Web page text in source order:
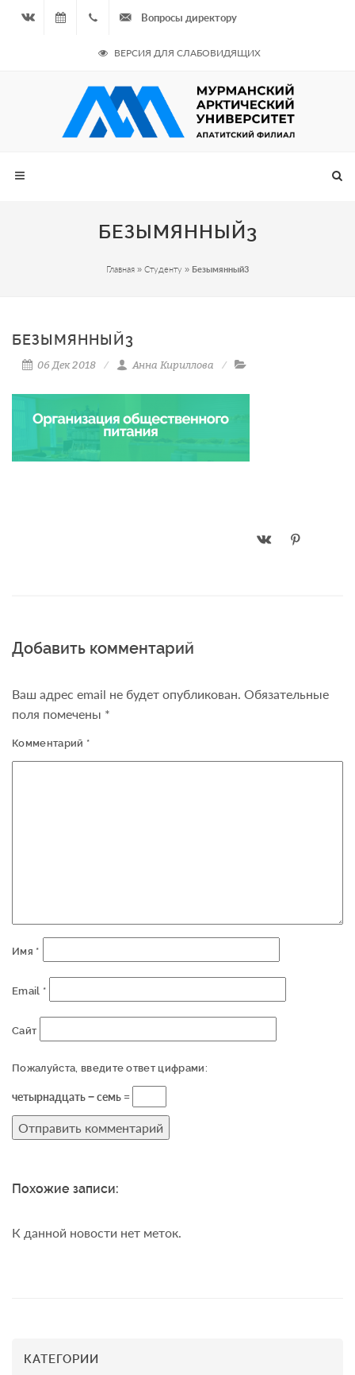
06.08.2026
- Чётная
неделя
964
687
Вопросы директору
ВЕРСИЯ ДЛЯ СЛАБОВИДЯЩИХ
БЕЗЫМЯННЫЙ3
Главная » Студенту » Безымянный3
БЕЗЫМЯННЫЙ3
06 Дек 2018 Анна Кириллова
Добавить комментарий
Ваш адрес email не будет опубликован. Обязательные
поля помечены *
Комментарий *
Имя *
Email *
Сайт
Пожалуйста, введите ответ цифрами:
четырнадцать − семь =
Похожие записи:
К данной новости нет меток.
КАТЕГОРИИ